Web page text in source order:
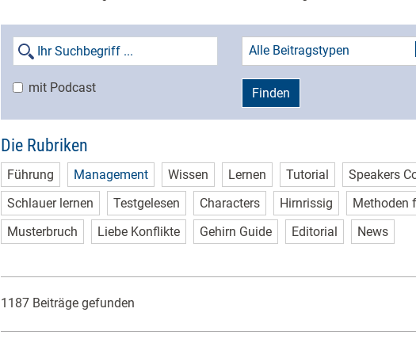
Alle Beitragstypen
mit Podcast Finden
Die Rubriken
Führung Management Wissen Lernen Tutorial Speakers
Schlauer lernen
Testgelesen Characters Hirnrissig Methoden
Musterbruch
Liebe Konflikte Gehirn Guide Editorial News
1187 Beiträge gefunden